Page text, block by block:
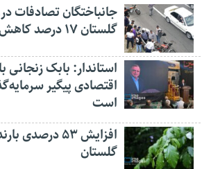
جانباختگان تصادفات
گلستان ۱۷ درصد کاهش یافت
اقتصادی پیگیر
است
افزایش ۵۳
گلستان